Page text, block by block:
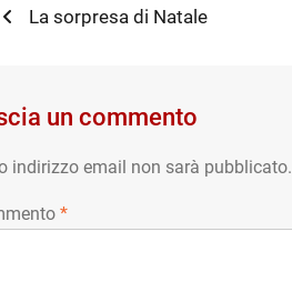
Navigazione
Previous
La sorpresa di Natale
un commento
indirizzo email non sarà pubblicato.
*